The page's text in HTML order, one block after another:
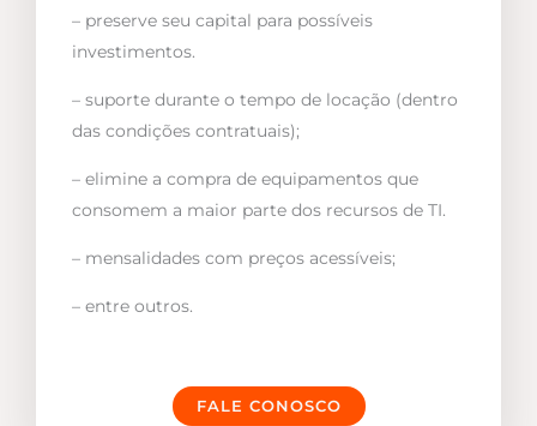
– preserve seu capital para possíveis
investimentos.
– suporte durante o tempo de locação (dentro
das condições contratuais);
– elimine a compra de equipamentos que
consomem a maior parte dos recursos de TI.
– mensalidades com preços acessíveis;
– entre outros.
FALE CONOSCO